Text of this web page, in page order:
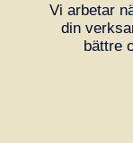
Vi arbetar
din
bättre